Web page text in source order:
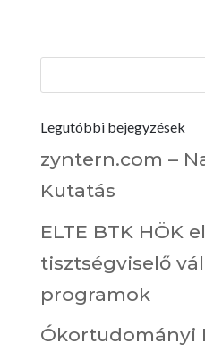
Legutóbbi bejegyzések
zyntern.com –
Kutatás
ELTE BTK HÖK
tisztségviselő
programok
Ókortudományi